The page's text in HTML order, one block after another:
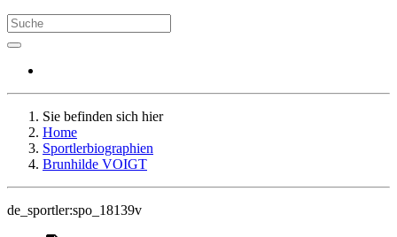
Sie befinden sich hier
Home
Sportlerbiographien
Brunhilde VOIGT
de_sportler:spo_18139v